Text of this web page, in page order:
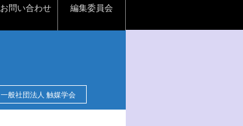
お問い合わせ 編集委員会
一般社団法人 触媒学会